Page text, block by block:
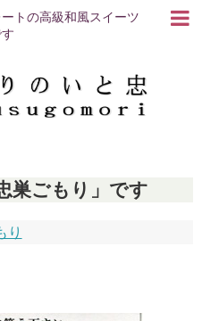
トの高級和風スイーツ
巣ごもり」です
り